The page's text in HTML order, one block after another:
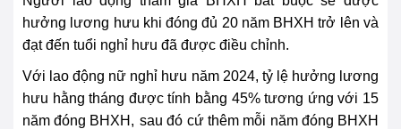
hưởng lương hưu khi đóng đủ 20 năm BHXH trở lên và
đạt đến tuổi nghỉ hưu đã được điều chỉnh.
Với lao động nữ nghỉ hưu năm 2024, tỷ lệ hưởng lương
hưu hằng tháng được tính bằng 45% tương ứng với 15
năm đóng BHXH, sau đó cứ thêm mỗi năm đóng BHXH